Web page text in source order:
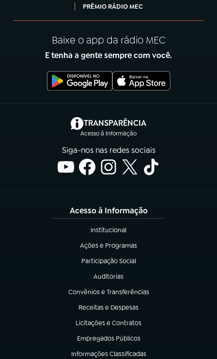
PRÊMIO RÁDIO MEC
Baixe o app da rádio MEC
E tenha a gente sempre com você.
TRANSPARÊNCIA
Acesso à Informação
(abre em nova aba)
Siga-nos nas redes sociais
Acesso à Informação
Institucional
(abre em nova aba)
Ações e Programas
(abre em nova aba)
Participação Social
(abre em nova aba)
Auditorias
(abre em nova aba)
Convênios e Transferências
(abre em nova aba)
Receitas e Despesas
(abre em nova aba)
Licitações e Contratos
(abre em nova aba)
Empregados Públicos
(abre em nova aba)
Informações Classificadas
(abre em nova aba)